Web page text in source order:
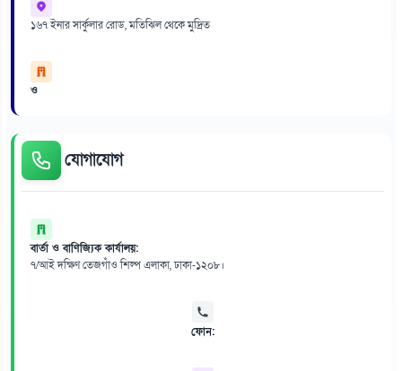
১৬৭ ইনার সার্কুলার রোড, মতিঝিল থেকে মুদ্রিত
ও
যোগাযোগ
বার্তা ও বাণিজ্যিক কার্যালয়:
৭/আই দক্ষিণ তেজগাঁও শিল্প এলাকা, ঢাকা-১২০৮।
ফোন: